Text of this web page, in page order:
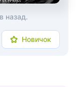
назад.
Новичок